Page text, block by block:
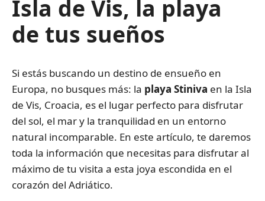
Isla de Vis, la playa
de tus sueños
Si estás buscando un destino de ensueño en
Europa, no busques más: la playa Stiniva en la Isla
de Vis, Croacia, es el lugar perfecto para disfrutar
del sol, el mar y la tranquilidad en un entorno
natural incomparable. En este artículo, te daremos
toda la información que necesitas para disfrutar al
máximo de tu visita a esta joya escondida en el
corazón del Adriático.